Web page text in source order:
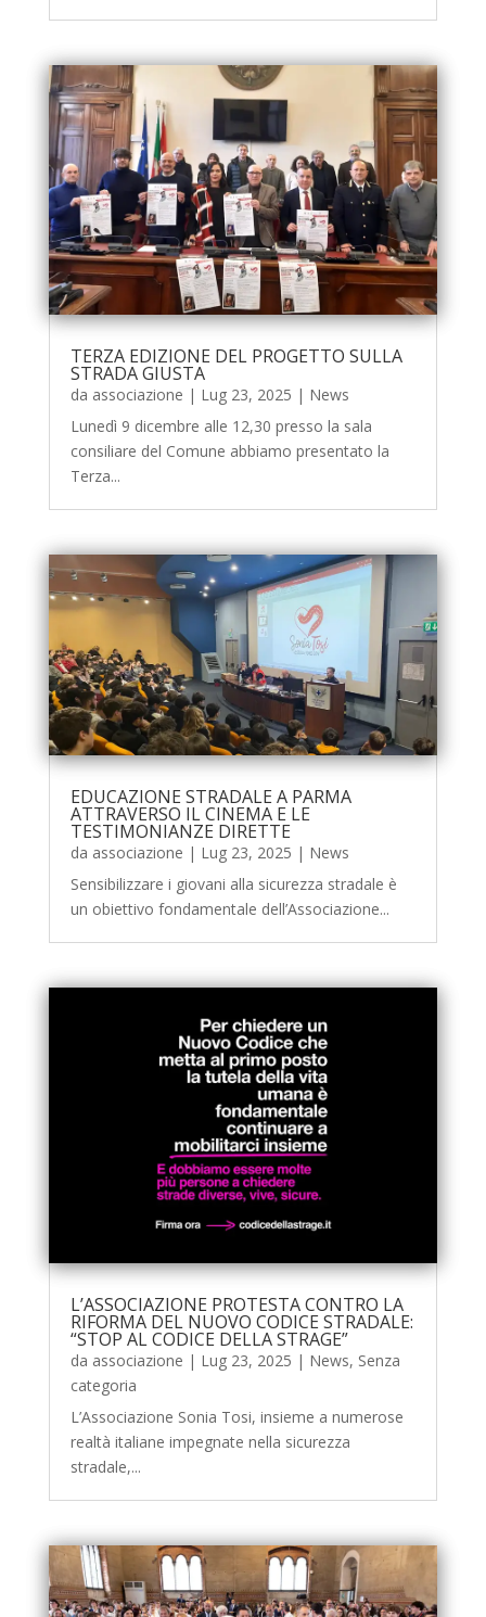
TERZA EDIZIONE DEL PROGETTO SULLA
STRADA GIUSTA
da associazione | Lug 23, 2025 | News
Lunedì 9 dicembre alle 12,30 presso la sala
consiliare del Comune abbiamo presentato la
Terza...
EDUCAZIONE STRADALE A PARMA
ATTRAVERSO IL CINEMA E LE
TESTIMONIANZE DIRETTE
da associazione | Lug 23, 2025 | News
Sensibilizzare i giovani alla sicurezza stradale è
un obiettivo fondamentale dell’Associazione...
L’ASSOCIAZIONE PROTESTA CONTRO LA
RIFORMA DEL NUOVO CODICE STRADALE:
“STOP AL CODICE DELLA STRAGE”
da associazione | Lug 23, 2025 | News, Senza
categoria
L’Associazione Sonia Tosi, insieme a numerose
realtà italiane impegnate nella sicurezza
stradale,...